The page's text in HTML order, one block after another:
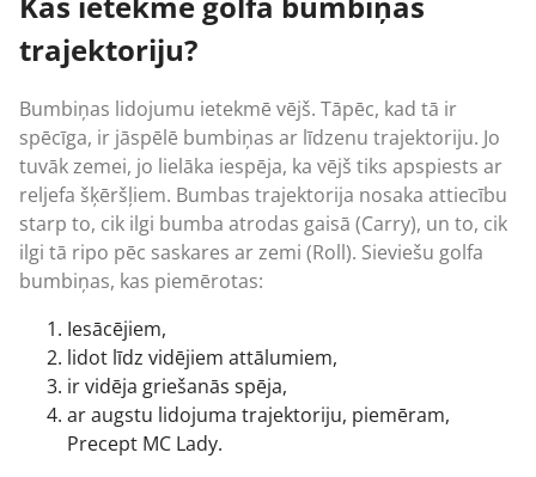
trajektoriju?
Bumbiņas lidojumu ietekmē vējš. Tāpēc, kad tā ir
spēcīga, ir jāspēlē bumbiņas ar līdzenu trajektoriju. Jo
tuvāk zemei, jo lielāka iespēja, ka vējš tiks apspiests ar
reljefa šķēršļiem. Bumbas trajektorija nosaka attiecību
starp to, cik ilgi bumba atrodas gaisā (Carry), un to, cik
ilgi tā ripo pēc saskares ar zemi (Roll). Sieviešu golfa
bumbiņas, kas piemērotas:
Iesācējiem,
lidot līdz vidējiem attālumiem,
ir vidēja griešanās spēja,
ar augstu lidojuma trajektoriju, piemēram,
Precept MC Lady.